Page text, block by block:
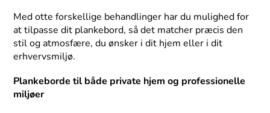
Med otte forskellige behandlinger har du mulighed for
at tilpasse dit plankebord, så det matcher præcis den
stil og atmosfære, du ønsker i dit hjem eller i dit
erhvervsmiljø.
Plankeborde til både private hjem og professionelle
miljøer